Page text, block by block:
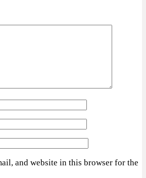
and website in this browser for the